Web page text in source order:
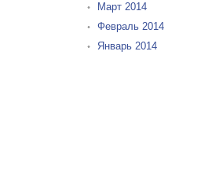
Март 2014
Февраль 2014
Январь 2014